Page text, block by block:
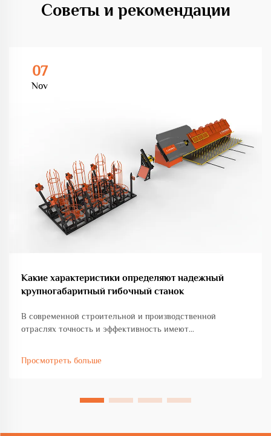
Советы и рекомендации
07
Nov
Какие характеристики определяют надежный
крупногабаритный гибочный станок
В современной строительной и производственной
отраслях точность и эффективность имеют
Крупногабаритный гибочный станок представляет собой
Просмотреть больше